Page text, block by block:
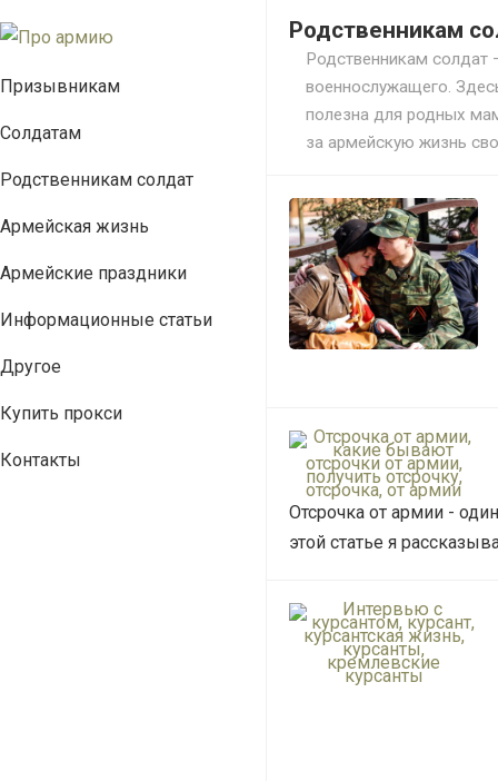
Призывникам
Солдатам
Родственникам солдат
Армейская жизнь
Армейские праздники
Информационные статьи
Другое
Купить прокси
Контакты
Родственникам
Родственникам солдат
военнослужащего.
полезна для родных
за армейскую жизнь
Отсрочка от армии -
этой статье я